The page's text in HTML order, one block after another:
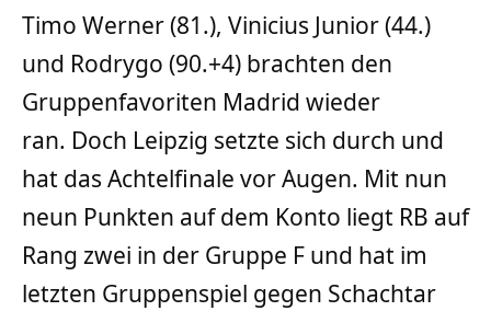
Timo Werner (81.), Vinicius Junior (44.)
und Rodrygo (90.+4) brachten den
Gruppenfavoriten Madrid wieder
ran. Doch Leipzig setzte sich durch und
hat das Achtelfinale vor Augen. Mit nun
neun Punkten auf dem Konto liegt RB auf
Rang zwei in der Gruppe F und hat im
letzten Gruppenspiel gegen Schachtar